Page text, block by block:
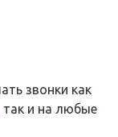
звонки как
так и на любые